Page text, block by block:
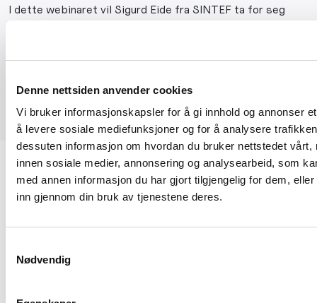
Denne nettsiden anvender cookies
Vi bruker informasjonskapsler for å gi innhold og annonser
å levere sosiale mediefunksjoner og for å analysere
dessuten informasjon om hvordan du bruker nettstedet vårt,
innen sosiale medier, annonsering og analysearbeid, som
med annen informasjon du har gjort tilgjengelig for dem,
inn gjennom din bruk av tjenestene deres.
Nødvendig
I dette webinaret vil Sigurd Eide fra SINTEF ta for seg
fuktvariasjoner i et trehus.